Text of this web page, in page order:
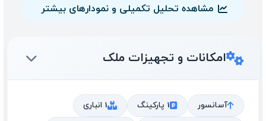
مشاهده تحلیل تکمیلی و نمودارهای بیشتر
امکانات و تجهیزات ملک
آسانسور 1 پارکینگ
1 انباری